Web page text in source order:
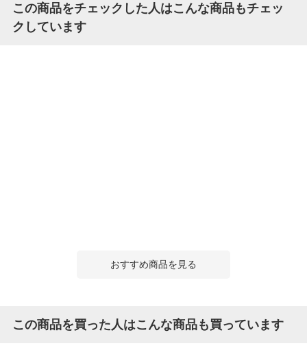
この商品をチェックした人はこんな商品もチェッ
クしています
おすすめ商品を見る
この商品を買った人はこんな商品も買っています